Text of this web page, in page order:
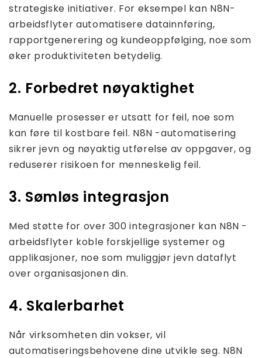
strategiske initiativer. For eksempel kan N8N-
arbeidsflyter automatisere datainnføring,
rapportgenerering og kundeoppfølging, noe som
øker produktiviteten betydelig.
2. Forbedret nøyaktighet
Manuelle prosesser er utsatt for feil, noe som
kan føre til kostbare feil. N8N -automatisering
sikrer jevn og nøyaktig utførelse av oppgaver, og
reduserer risikoen for menneskelig feil.
3. Sømløs integrasjon
Med støtte for over 300 integrasjoner kan N8N -
arbeidsflyter koble forskjellige systemer og
applikasjoner, noe som muliggjør jevn dataflyt
over organisasjonen din.
4. Skalerbarhet
Når virksomheten din vokser, vil
automatiseringsbehovene dine utvikle seg. N8N